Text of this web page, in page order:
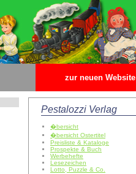
zur neuen Website
Pestalozzi Verlag
�bersicht
�bersicht Ostertitel
Preisliste & Kataloge
Prospekte & Buch
Werbehefte
Lesezeichen
Lotto, Puzzle & Co.